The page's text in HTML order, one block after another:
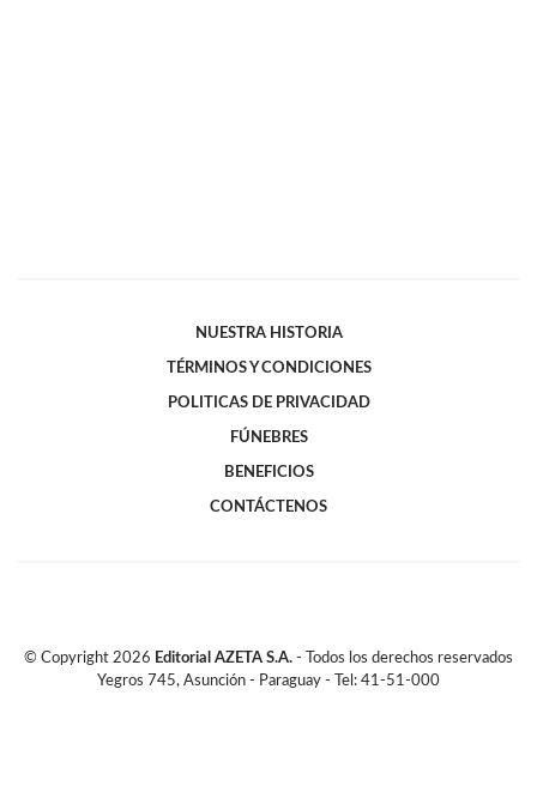
NUESTRA HISTORIA
TÉRMINOS Y CONDICIONES
POLITICAS DE PRIVACIDAD
FÚNEBRES
BENEFICIOS
CONTÁCTENOS
© Copyright 2026 Editorial AZETA S.A. - Todos los derechos reservados
Yegros 745, Asunción - Paraguay - Tel: 41-51-000